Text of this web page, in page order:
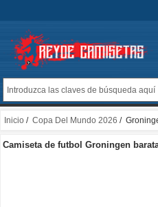
Inicio / Copa Del Mundo 2026 /
Camiseta de futbol Groningen